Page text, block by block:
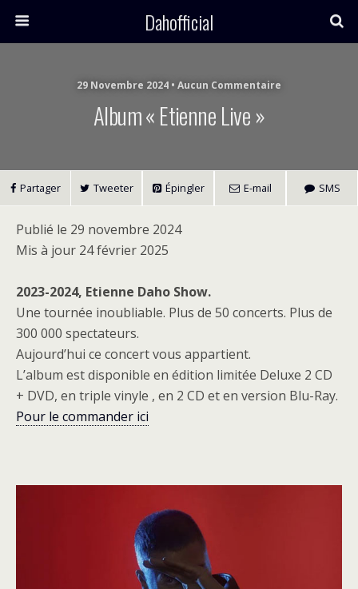
Dahofficial
29 Novembre 2024 • Aucun Commentaire
Album « Etienne Live »
Partager Tweeter Épingler E-mail SMS
Publié le 29 novembre 2024
Mis à jour 24 février 2025
2023-2024, Etienne Daho Show.
Une tournée inoubliable. Plus de 50 concerts. Plus de
300 000 spectateurs.
Aujourd’hui ce concert vous appartient.
L’album est disponible en édition limitée Deluxe 2 CD
+ DVD, en triple vinyle , en 2 CD et en version Blu-Ray.
Pour le commander ici